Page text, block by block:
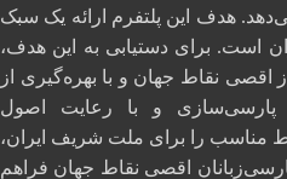
هدف این پلتفرم ارائه یک سبک
است. برای دستیابی به این هدف،
اقصی نقاط جهان و با بهره‌گیری از
و با رعایت اصول
را برای ملت شریف ایران،
اقصی نقاط جهان فراهم